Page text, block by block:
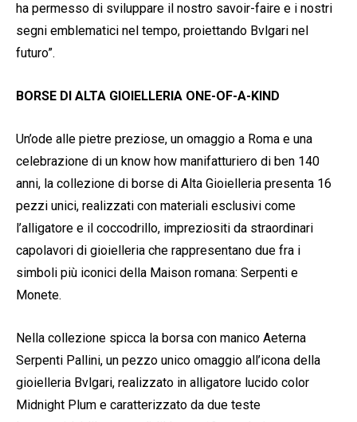
ha permesso di sviluppare il nostro savoir-faire e i nostri
segni emblematici nel tempo, proiettando Bvlgari nel
futuro”.
BORSE DI ALTA GIOIELLERIA ONE-OF-A-KIND
Un’ode alle pietre preziose, un omaggio a Roma e una
celebrazione di un know how manifatturiero di ben 140
anni, la collezione di borse di Alta Gioielleria presenta 16
pezzi unici, realizzati con materiali esclusivi come
l’alligatore e il coccodrillo, impreziositi da straordinari
capolavori di gioielleria che rappresentano due fra i
simboli più iconici della Maison romana: Serpenti e
Monete.
Nella collezione spicca la borsa con manico Aeterna
Serpenti Pallini, un pezzo unico omaggio all’icona della
gioielleria Bvlgari, realizzato in alligatore lucido color
Midnight Plum e caratterizzato da due teste